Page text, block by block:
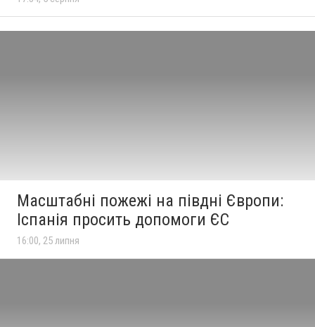
Масштабні пожежі на півдні Європи:
Іспанія просить допомоги ЄС
16:00, 25 липня